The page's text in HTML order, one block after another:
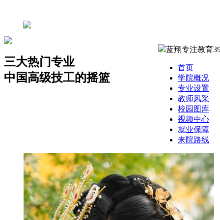
蓝翔专注教育
首页
学院概况
专业设置
教师风采
校园图库
视频中心
就业保障
来院路线
三大热门专业
中国高级技工的摇篮